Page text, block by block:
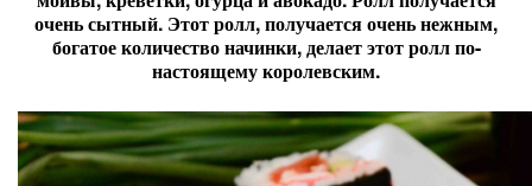
очень сытный. Этот ролл, получается очень нежным,
богатое количество начинки, делает этот ролл по-
настоящему королевским.